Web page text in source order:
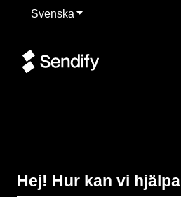
Svenska Visa undermenyer
Hej! Hur kan vi